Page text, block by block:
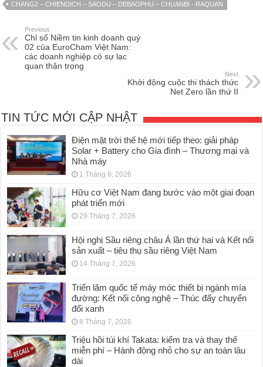
CHANG2 – CHIENDICH – SAODU – DEBAOPHU – CHUANBI - RAQUAN
Previous
Chỉ số Niềm tin kinh doanh quý
02 của EuroCham Việt Nam:
các doanh nghiệp có sự lạc
quan thận trọng
Next
Khởi động cuộc thi thách thức
Net Zero lần thứ II
TIN TỨC MỚI CẬP NHẬT
Điện mặt trời thế hệ mới tiếp theo: giải pháp
Solar + Battery cho Gia đình – Thương mại và
Nhà máy
1 Tháng 8, 2026
Hữu cơ Việt Nam đang bước vào một giai đoạn
phát triển mới
29 Tháng 7, 2026
Hội nghị Sầu riêng châu Á lần thứ hai và Kết nối
sản xuất – tiêu thụ sầu riêng Việt Nam
14 Tháng 7, 2026
Triển lãm quốc tế máy móc thiết bị ngành mía
đường: Kết nối công nghệ – Thúc đẩy chuyển
đổi xanh
8 Tháng 7, 2026
Triệu hồi túi khí Takata: kiểm tra và thay thế
miễn phí – Hành động nhỏ cho sự an toàn lâu
dài